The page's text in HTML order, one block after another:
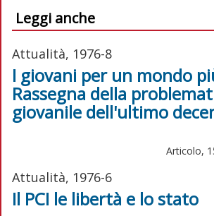
Leggi anche
Attualità, 1976-8
I giovani per un mondo
Rassegna della
giovanile dell'ultimo
Articolo,
Attualità, 1976-6
Il PCI le libertà e lo stato